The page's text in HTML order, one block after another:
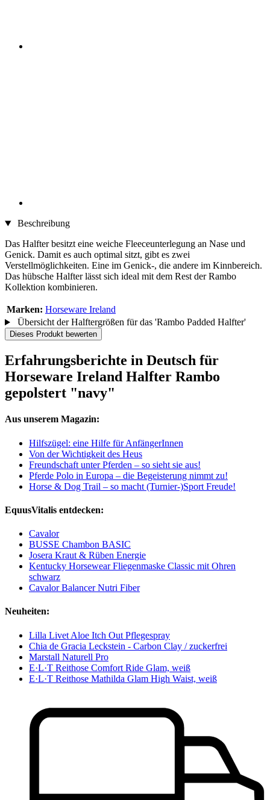
Beschreibung
Das Halfter besitzt eine weiche Fleeceunterlegung an Nase und
Genick. Damit es auch optimal sitzt, gibt es zwei
Verstellmöglichkeiten. Eine im Genick-, die andere im Kinnbereich.
Das hübsche Halfter lässt sich ideal mit dem Rest der Rambo
Kollektion kombinieren.
Marken: Horseware Ireland
Übersicht der Halftergrößen für das 'Rambo Padded Halfter'
Dieses Produkt bewerten
Erfahrungsberichte in Deutsch für
Horseware Ireland Halfter Rambo
gepolstert "navy"
Aus unserem Magazin:
Hilfszügel: eine Hilfe für AnfängerInnen
Von der Wichtigkeit des Heus
Freundschaft unter Pferden – so sieht sie aus!
Pferde Polo in Europa – die Begeisterung nimmt zu!
Horse & Dog Trail – so macht (Turnier-)Sport Freude!
EquusVitalis entdecken:
Cavalor
BUSSE Chambon BASIC
Josera Kraut & Rüben Energie
Kentucky Horsewear Fliegenmaske Classic mit Ohren
schwarz
Cavalor Balancer Nutri Fiber
Neuheiten:
Lilla Livet Aloe Itch Out Pflegespray
Chia de Gracia Leckstein - Carbon Clay / zuckerfrei
Marstall Naturell Pro
E·L·T Reithose Comfort Ride Glam, weiß
E·L·T Reithose Mathilda Glam High Waist, weiß